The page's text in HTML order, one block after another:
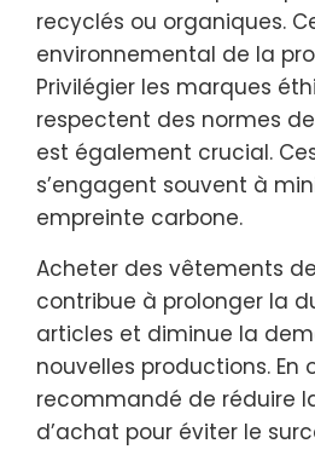
recyclés ou organiques.
environnemental de la
Privilégier les marques
respectent des normes
est également crucial.
s’engagent souvent à
empreinte carbone.
Acheter des vêtements
contribue à prolonger la
articles et diminue la
nouvelles productions. En
recommandé de réduire
d’achat pour éviter le